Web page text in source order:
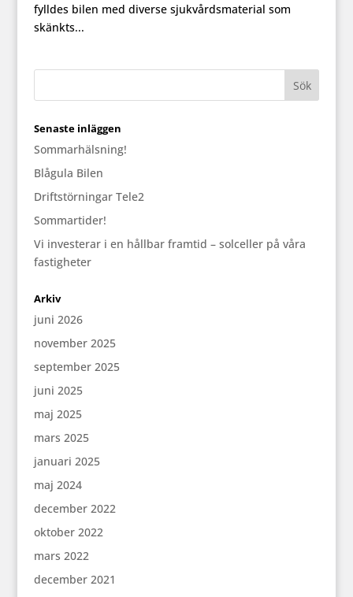
fylldes bilen med diverse sjukvårdsmaterial som
skänkts...
Senaste inläggen
Sommarhälsning!
Blågula Bilen
Driftstörningar Tele2
Sommartider!
Vi investerar i en hållbar framtid – solceller på våra
fastigheter
Arkiv
juni 2026
november 2025
september 2025
juni 2025
maj 2025
mars 2025
januari 2025
maj 2024
december 2022
oktober 2022
mars 2022
december 2021